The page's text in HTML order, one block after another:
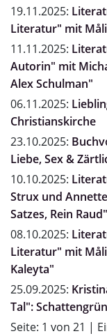
19.11.2025:
Literatur" mit
11.11.2025:
Autorin" mit
Alex Schulman"
06.11.2025:
Christianskirche
23.10.2025:
Liebe, Sex &
10.10.2025:
Strux und
Satzes, Rein Raud"
08.10.2025:
Literatur" mit
Kaleyta"
25.09.2025:
Tal":
Seite: 1 von 21 |